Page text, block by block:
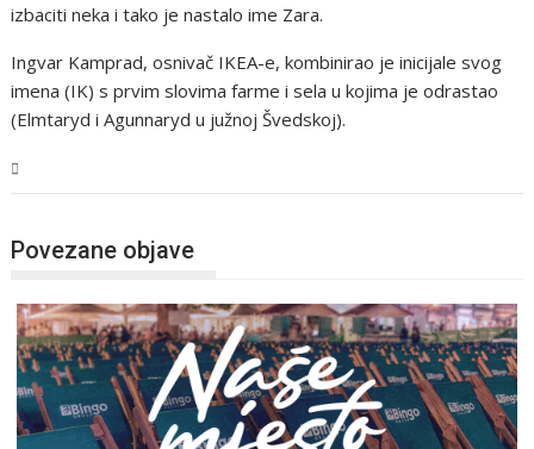
izbaciti neka i tako je nastalo ime Zara.
Ingvar Kamprad, osnivač IKEA-e, kombinirao je inicijale svog
imena (IK) s prvim slovima farme i sela u kojima je odrastao
(Elmtaryd i Agunnaryd u južnoj Švedskoj).
Povezane objave